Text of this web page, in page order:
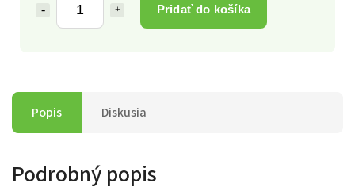
Pridať do košíka
Popis Diskusia
Podrobný popis